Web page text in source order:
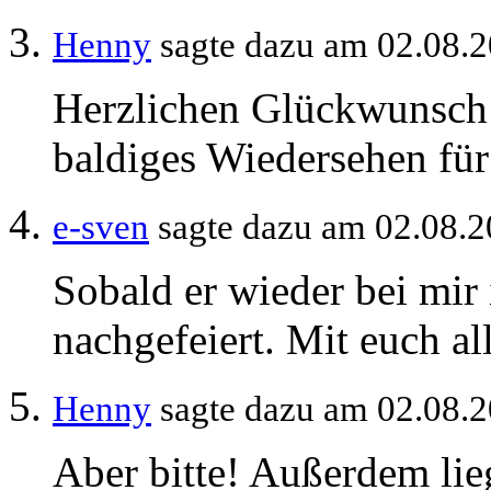
Henny sagte dazu am
Herzlichen
baldiges Wiedersehen
e-sven sagte dazu am
Sobald er wieder bei
nachgefeiert. Mit euch
Henny sagte dazu am
Aber bitte! Außerdem